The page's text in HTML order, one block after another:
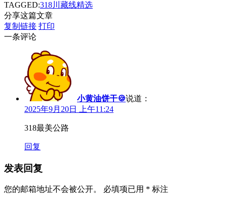
TAGGED:318川藏线精选
分享这篇文章
复制链接 打印
一条评论
小黄油饼干🍪说道：
2025年9月20日 上午11:24
318最美公路
回复
发表回复
您的邮箱地址不会被公开。 必填项已用 * 标注